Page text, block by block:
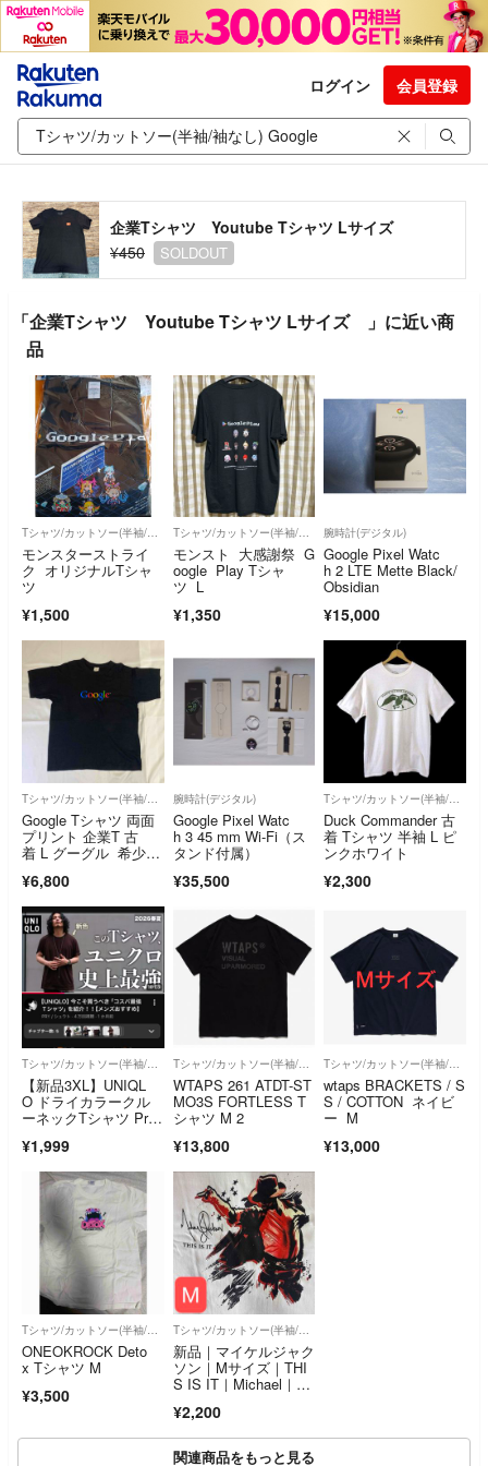
ログイン 会員登録
企業Tシャツ Youtube Tシャツ Lサイズ
¥450
SOLDOUT
「企業Tシャツ Youtube Tシャツ Lサイズ 」に近い商
品
Tシャツ/カットソー(半袖/袖なし)
モンスターストライ
ク オリジナルTシャ
ツ
¥1,500
Tシャツ/カットソー(半袖/袖なし)
モンスト 大感謝祭 G
oogle Play Tシャ
ツ L
¥1,350
腕時計(デジタル)
Google Pixel Watc
h 2 LTE Mette Black/
Obsidian
¥15,000
Tシャツ/カットソー(半袖/袖なし)
Google Tシャツ 両面
プリント 企業T 古
着 L グーグル 希少デ
¥6,800
腕時計(デジタル)
Google Pixel Watc
h 3 45 mm Wi-Fi（ス
タンド付属）
¥35,500
Tシャツ/カットソー(半袖/袖なし)
Duck Commander 古
着 Tシャツ 半袖 L ピ
ンクホワイト
¥2,300
Tシャツ/カットソー(半袖/袖なし)
【新品3XL】UNIQL
O ドライカラークル
ーネックTシャツ Pr
¥1,999
Tシャツ/カットソー(半袖/袖なし)
WTAPS 261 ATDT-ST
MO3S FORTLESS T
シャツ M 2
¥13,800
Tシャツ/カットソー(半袖/袖なし)
wtaps BRACKETS / S
S / COTTON ネイビ
ー M
¥13,000
Tシャツ/カットソー(半袖/袖なし)
ONEOKROCK Deto
x Tシャツ M
¥3,500
Tシャツ/カットソー(半袖/袖なし)
新品｜マイケルジャク
ソン｜Mサイズ｜THI
S IS IT｜Michael｜T
¥2,200
関連商品をもっと見る